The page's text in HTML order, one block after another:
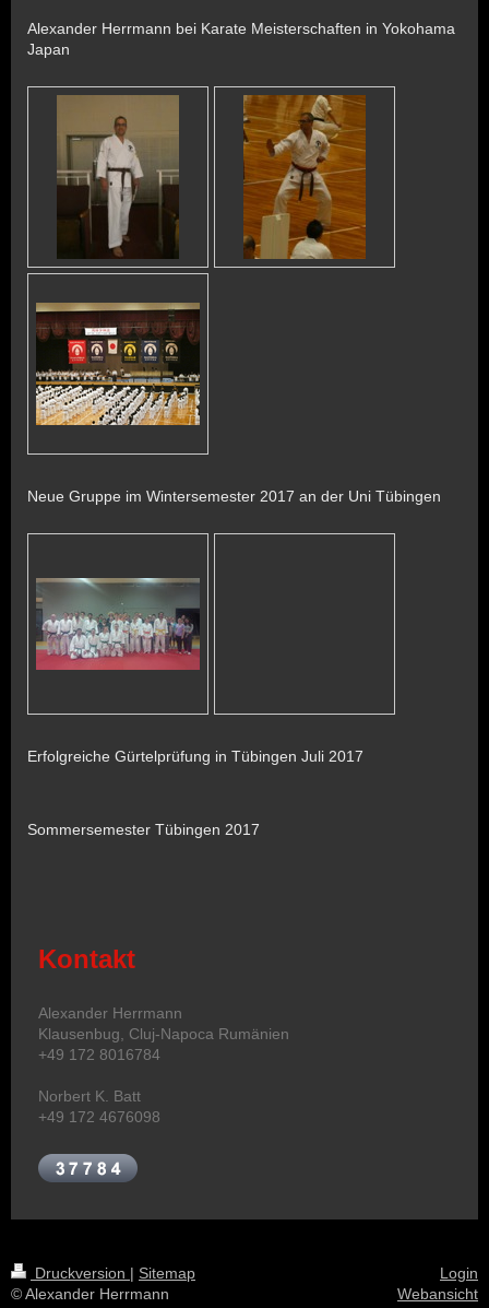
Alexander Herrmann bei Karate Meisterschaften in Yokohama
Japan
Neue Gruppe im Wintersemester 2017 an der Uni Tübingen
Erfolgreiche Gürtelprüfung in Tübingen Juli 2017
Sommersemester Tübingen 2017
Kontakt
Alexander Herrmann
Klausenbug, Cluj-Napoca Rumänien
+49 172 8016784
Norbert K. Batt
+49 172 4676098
Druckversion | Sitemap
© Alexander Herrmann
Login
Webansicht